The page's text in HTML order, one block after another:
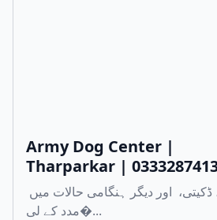
Army Dog Center |
Tharparkar |
مدد کے لی�...